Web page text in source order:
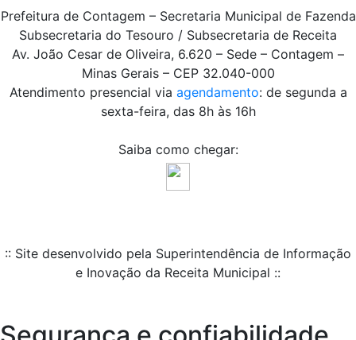
Prefeitura de Contagem – Secretaria Municipal de Fazenda
Subsecretaria do Tesouro / Subsecretaria de Receita
Av. João Cesar de Oliveira, 6.620 – Sede – Contagem –
Minas Gerais – CEP 32.040-000
Atendimento presencial via agendamento: de segunda a
sexta-feira, das 8h às 16h
Saiba como chegar:
:: Site desenvolvido pela Superintendência de Informação
e Inovação da Receita Municipal ::